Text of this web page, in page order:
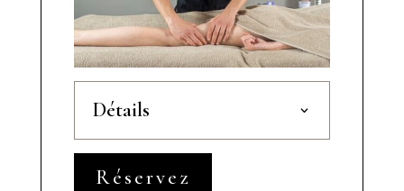
Détails
Réservez